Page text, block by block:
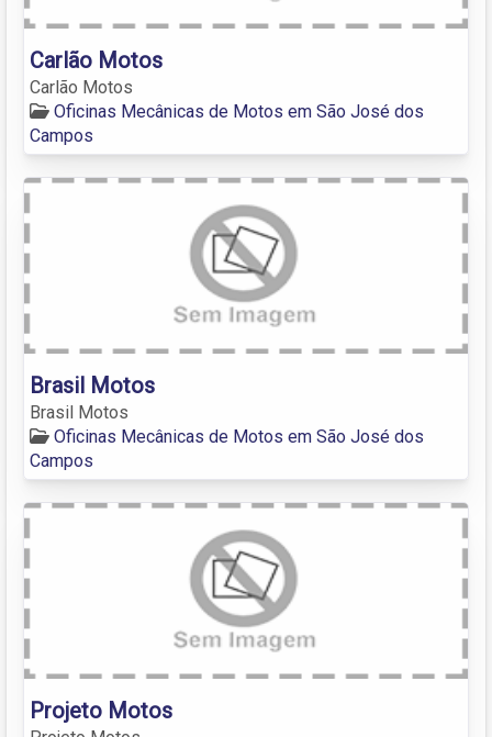
Carlão Motos
Carlão Motos
Oficinas Mecânicas de Motos em São José dos
Campos
Brasil Motos
Brasil Motos
Oficinas Mecânicas de Motos em São José dos
Campos
Projeto Motos